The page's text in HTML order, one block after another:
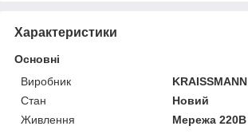
Характеристики
Основні
Виробник
KRAISSMANN
Стан
Новий
Живлення
Мережа 220В